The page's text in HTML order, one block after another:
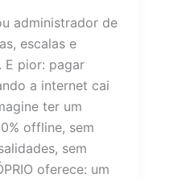
administrador de
escalas e
E pior: pagar
a internet cai
ter um
offline, sem
sem
oferece: um